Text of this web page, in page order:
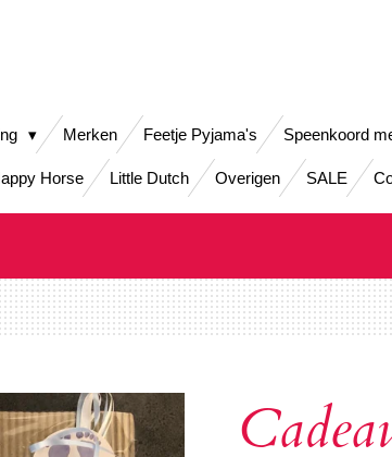
Merken Feetje Pyjama's Speenkoord
Horse Little Dutch Overigen SALE